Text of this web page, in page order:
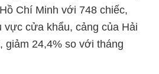
Chí Minh với 748 chiếc,
vực cửa khẩu, cảng của Hải
giảm 24,4% so với tháng